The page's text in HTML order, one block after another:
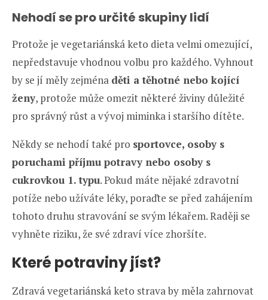
Nehodí se pro určité skupiny lidí
Protože je vegetariánská keto dieta velmi omezující,
nepředstavuje vhodnou volbu pro každého. Vyhnout
by se jí měly zejména děti a těhotné nebo kojící
ženy, protože může omezit některé živiny důležité
pro správný růst a vývoj miminka i staršího dítěte.
Někdy se nehodí také pro sportovce, osoby s
poruchami příjmu potravy nebo osoby s
cukrovkou 1. typu. Pokud máte nějaké zdravotní
potíže nebo užíváte léky, poraďte se před zahájením
tohoto druhu stravování se svým lékařem. Raději se
vyhněte riziku, že své zdraví více zhoršíte.
Které potraviny jíst?
Zdravá vegetariánská keto strava by měla zahrnovat